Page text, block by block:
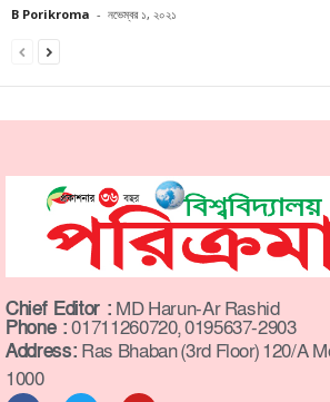
B Porikroma - নভেম্বর ১, ২০২১
Chief Editor : MD Harun-Ar Rashid
Phone :01711260720, 0195637-2903
Address: Ras Bhaban (3rd Floor) 120/A
1000